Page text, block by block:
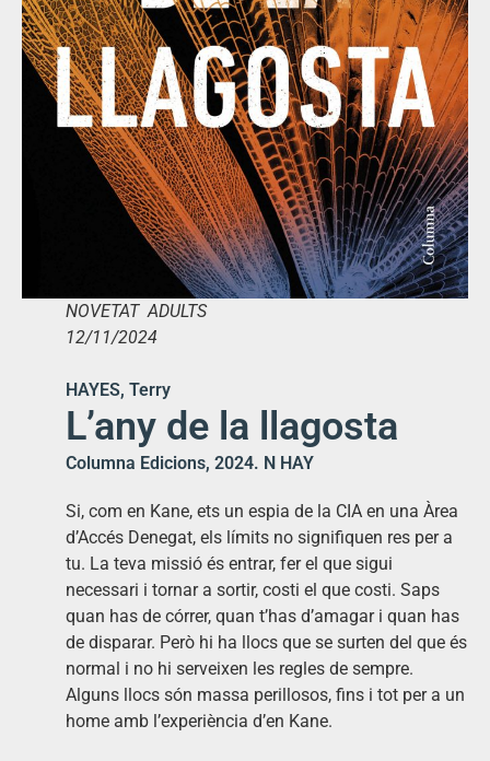
NOVETAT ADULTS
12/11/2024
HAYES, Terry
L’any de la llagosta
Columna Edicions, 2024. N HAY
Si, com en Kane, ets un espia de la CIA en una Àrea
d’Accés Denegat, els límits no signifiquen res per a
tu. La teva missió és entrar, fer el que sigui
necessari i tornar a sortir, costi el que costi. Saps
quan has de córrer, quan t’has d’amagar i quan has
de disparar. Però hi ha llocs que se surten del que és
normal i no hi serveixen les regles de sempre.
Alguns llocs són massa perillosos, fins i tot per a un
home amb l’experiència d’en Kane.